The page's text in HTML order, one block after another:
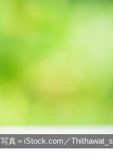
写真＝iStock.com／Thithawat_s